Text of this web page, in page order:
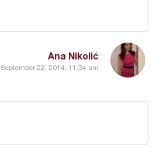
Ana Nikolić
September 22, 2014, 11:34 am